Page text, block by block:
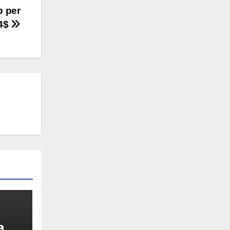
per